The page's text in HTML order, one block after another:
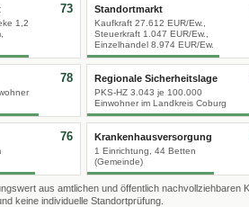
1,2
73 Standortmarkt
Kaufkraft 27.612 EUR/Ew.,
Steuerkraft 1.047 EUR/Ew.,
Einzelhandel 8.974 EUR/Ew.
78 Regionale Sicherheitslage
PKS-HZ 3.043 je 100.000
Einwohner im Landkreis Coburg
76 Krankenhausversorgung
1 Einrichtung, 44 Betten
(Gemeinde)
aus amtlichen und öffentlich nachvollziehbaren
keine individuelle Standortprüfung.